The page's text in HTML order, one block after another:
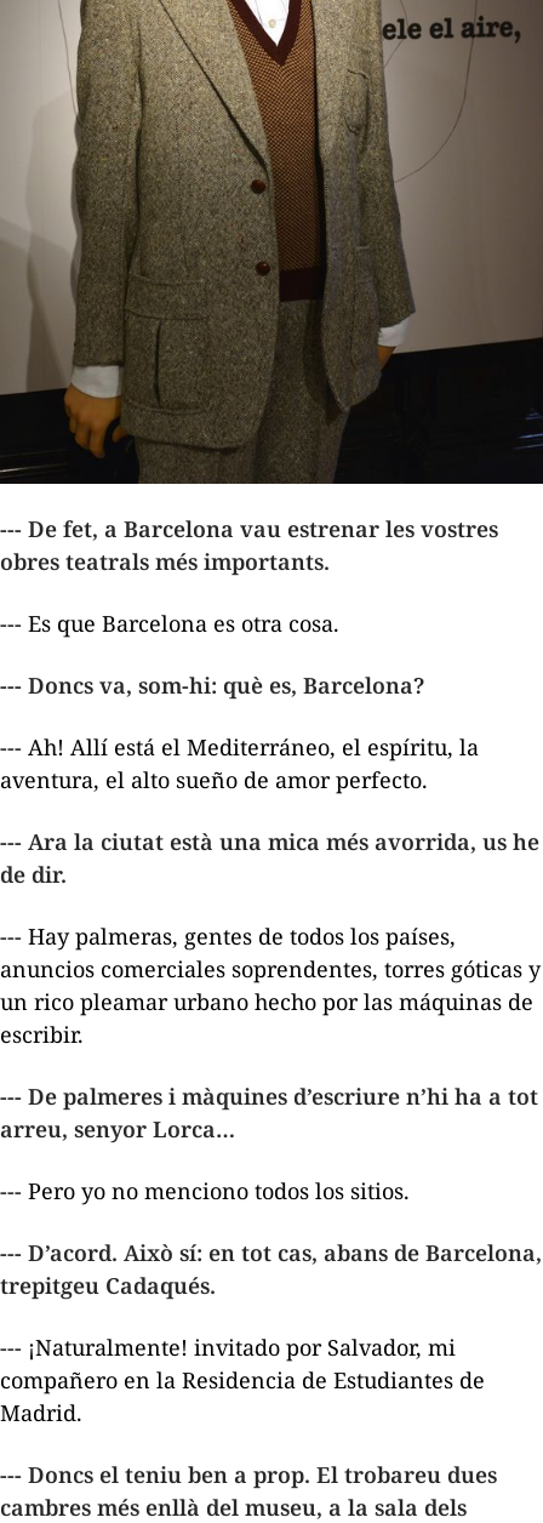
--- De fet, a Barcelona vau estrenar les vostres
obres teatrals més importants.
--- Es que Barcelona es otra cosa.
--- Doncs va, som-hi: què es, Barcelona?
--- Ah! Allí está el Mediterráneo, el espíritu, la
aventura, el alto sueño de amor perfecto.
--- Ara la ciutat està una mica més avorrida, us he
de dir.
--- Hay palmeras, gentes de todos los países,
anuncios comerciales soprendentes, torres góticas y
un rico pleamar urbano hecho por las máquinas de
escribir.
--- De palmeres i màquines d’escriure n’hi ha a tot
arreu, senyor Lorca…
--- Pero yo no menciono todos los sitios.
--- D’acord. Això sí: en tot cas, abans de Barcelona,
trepitgeu Cadaqués.
--- ¡Naturalmente! invitado por Salvador, mi
compañero en la Residencia de Estudiantes de
Madrid.
--- Doncs el teniu ben a prop. El trobareu dues
cambres més enllà del museu, a la sala dels